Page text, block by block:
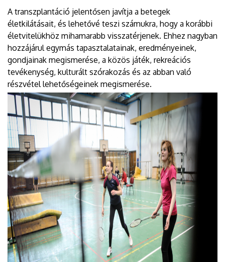
A transzplantáció jelentősen javítja a betegek
életkilátásait, és lehetővé teszi számukra, hogy a korábbi
életvitelükhöz mihamarabb visszatérjenek. Ehhez nagyban
hozzájárul egymás tapasztalatainak, eredményeinek,
gondjainak megismerése, a közös játék, rekreációs
tevékenység, kulturált szórakozás és az abban való
részvétel lehetőségeinek megismerése.